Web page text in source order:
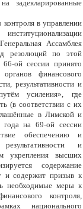
задекларированные
в управлении
Ассамблея
резолюций по этой
ой сессии принято
финансового
результативности и
усиления», где
(в соответствии с их
в Лимской и
года на 69-ой сессии
обеспечению и
и
укрепления высших
содержание
содержит призыв к
необходимые меры к
контроля,
национального